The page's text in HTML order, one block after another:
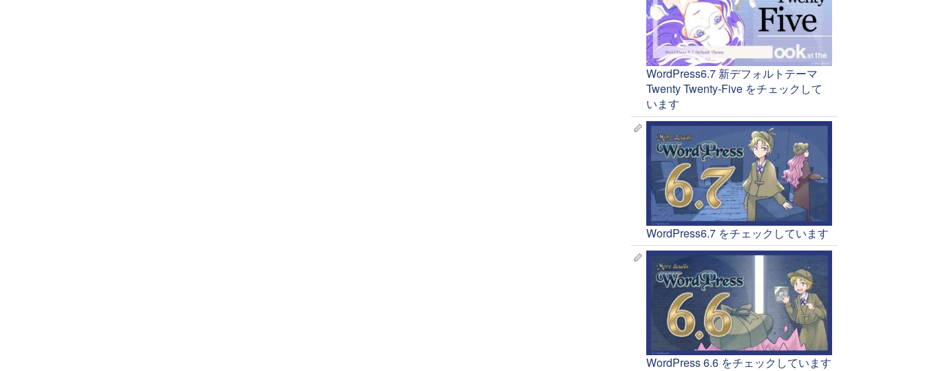
WordPress6.7 新デフォルトテーマ
Twenty Twenty-Five をチェックして
います
WordPress6.7 をチェックしています
WordPress 6.6 をチェックしています